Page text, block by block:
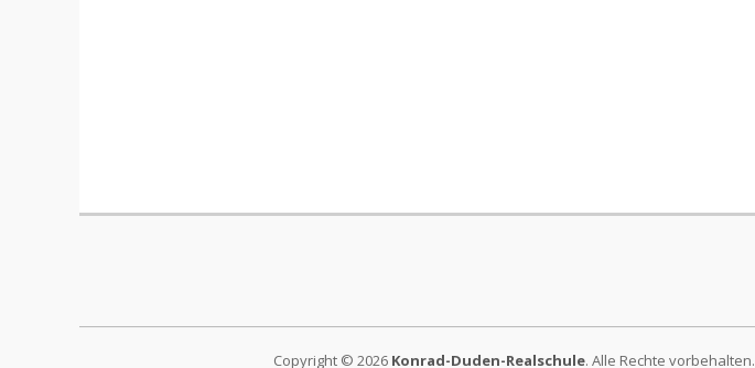
Copyright © 2026 Konrad-Duden-Realschule. Alle Rechte vorbehalten.